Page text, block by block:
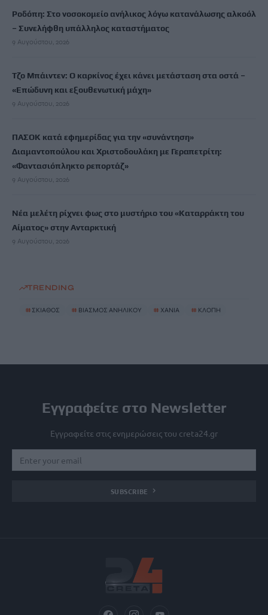
Ροδόπη: Στο νοσοκομείο ανήλικος λόγω κατανάλωσης αλκοόλ
– Συνελήφθη υπάλληλος καταστήματος
9 Αυγούστου, 2026
Τζο Μπάιντεν: Ο καρκίνος έχει κάνει μετάσταση στα οστά –
«Επώδυνη και εξουθενωτική μάχη»
9 Αυγούστου, 2026
ΠΑΣΟΚ κατά εφημερίδας για την «συνάντηση»
Διαμαντοπούλου και Χριστοδουλάκη με Γεραπετρίτη:
«Φαντασιόπληκτο ρεπορτάζ»
9 Αυγούστου, 2026
Νέα μελέτη ρίχνει φως στο μυστήριο του «Καταρράκτη του
Αίματος» στην Ανταρκτική
9 Αυγούστου, 2026
TRENDING
# ΣΚΙΑΘΟΣ # ΒΙΑΣΜΟΣ ΑΝΗΛΙΚΟΥ # ΧΑΝΙΑ # ΚΛΟΠΗ
Εγγραφείτε στο Newsletter
Εγγραφείτε στις ενημερώσεις του creta24.gr
SUBSCRIBE